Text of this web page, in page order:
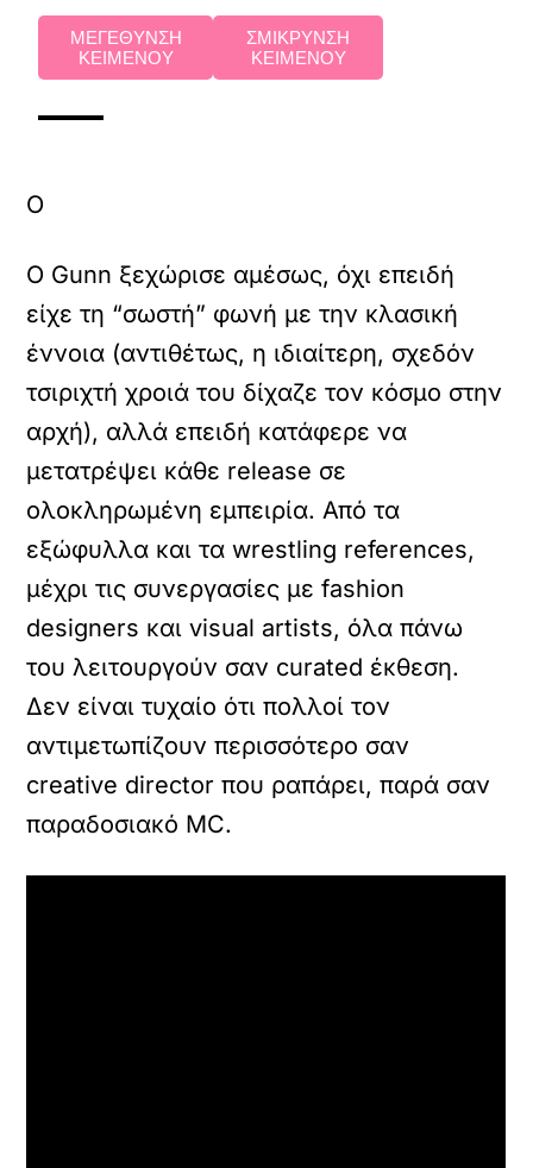
ΜΕΓΕΘΥΝΣΗ
ΚΕΙΜΕΝΟΥ
ΣΜΙΚΡΥΝΣΗ
ΚΕΙΜΕΝΟΥ
Ο
Ο Gunn ξεχώρισε αμέσως, όχι επειδή
είχε τη “σωστή” φωνή με την κλασική
έννοια (αντιθέτως, η ιδιαίτερη, σχεδόν
τσιριχτή χροιά του δίχαζε τον κόσμο στην
αρχή), αλλά επειδή κατάφερε να
μετατρέψει κάθε release σε
ολοκληρωμένη εμπειρία. Από τα
εξώφυλλα και τα wrestling references,
μέχρι τις συνεργασίες με fashion
designers και visual artists, όλα πάνω
του λειτουργούν σαν curated έκθεση.
Δεν είναι τυχαίο ότι πολλοί τον
αντιμετωπίζουν περισσότερο σαν
creative director που ραπάρει, παρά σαν
παραδοσιακό MC.